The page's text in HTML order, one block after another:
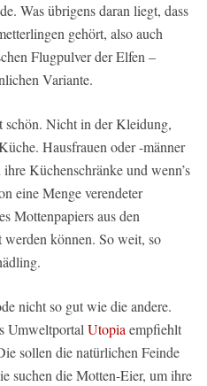
Was übrigens daran liegt, dass
gehört, also auch
Flugpulver der Elfen –
Variante.
Nicht in der Kleidung,
Hausfrauen oder -männer
Küchenschränke und wenn’s
eine Menge verendeter
Mottenpapiers aus den
können. So weit, so
nicht so gut wie die andere.
Umweltportal Utopia empfiehlt
sollen die natürlichen Feinde
suchen die Motten-Eier, um ihre